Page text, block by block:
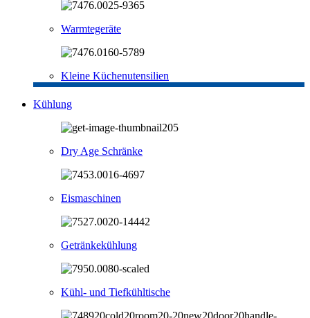
Warmtegeräte
Kleine Küchenutensilien
Kühlung
Dry Age Schränke
Eismaschinen
Getränkekühlung
Kühl- und Tiefkühltische